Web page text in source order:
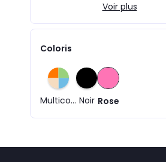
Voir plus
Coloris
Multicolore Noir Rose